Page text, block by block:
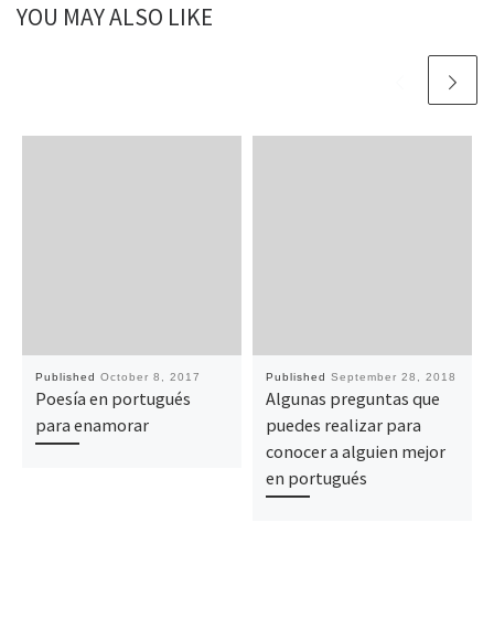
YOU MAY ALSO LIKE
Published October 8, 2017
Poesía en portugués
para enamorar
Published September 28, 2018
Algunas preguntas que
puedes realizar para
conocer a alguien mejor
en portugués